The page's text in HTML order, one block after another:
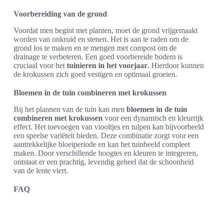
Voorbereiding van de grond
Voordat men begint met planten, moet de grond vrijgemaakt
worden van onkruid en stenen. Het is aan te raden om de
grond los te maken en te mengen met compost om de
drainage te verbeteren. Een goed voorbereide bodem is
cruciaal voor het tuinieren in het voorjaar. Hierdoor kunnen
de krokussen zich goed vestigen en optimaal groeien.
Bloemen in de tuin combineren met krokussen
Bij het plannen van de tuin kan men bloemen in de tuin
combineren met krokussen voor een dynamisch en kleurrijk
effect. Het toevoegen van viooltjes en tulpen kan bijvoorbeeld
een speelse variëteit bieden. Deze combinatie zorgt voor een
aantrekkelijke bloeiperiode en kan het tuinbeeld compleet
maken. Door verschillende hoogtes en kleuren te integreren,
ontstaat er een prachtig, levendig geheel dat de schoonheid
van de lente viert.
FAQ